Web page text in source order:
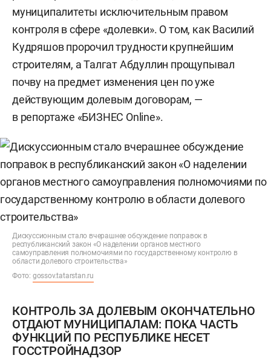
муниципалитеты исключительным правом
контроля в сфере «долевки». О том, как Василий
Кудряшов пророчил трудности крупнейшим
строителям, а Талгат Абдуллин прощупывал
почву на предмет изменения цен по уже
действующим долевым договорам, —
в репортаже «БИЗНЕС Online».
Дискуссионным стало вчерашнее обсуждение поправок в
республиканский закон «О наделении органов местного
самоуправления полномочиями по государственному контролю в
области долевого строительства»
Фото: gossov.tatarstan.ru
КОНТРОЛЬ ЗА ДОЛЕВЫМ ОКОНЧАТЕЛЬНО
ОТДАЮТ МУНИЦИПАЛАМ: ПОКА ЧАСТЬ
ФУНКЦИЙ ПО РЕСПУБЛИКЕ НЕСЕТ
ГОССТРОЙНАДЗОР